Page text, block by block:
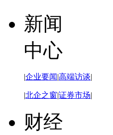
新闻
中心
|企业要闻|高端访谈|
|北企之窗|证券市场|
财经